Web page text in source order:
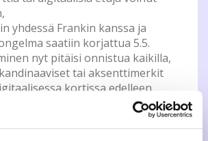
yhdessä Frankin kanssa ja
saatiin korjattua 5.5.
nyt pitäisi onnistua kaikilla,
tai aksenttimerkit
kortissa edelleen
pyritään korjaamaan
jäseniksi liittyneillä,